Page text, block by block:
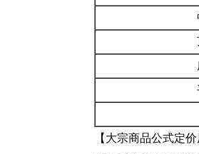
【大宗商品公式定价